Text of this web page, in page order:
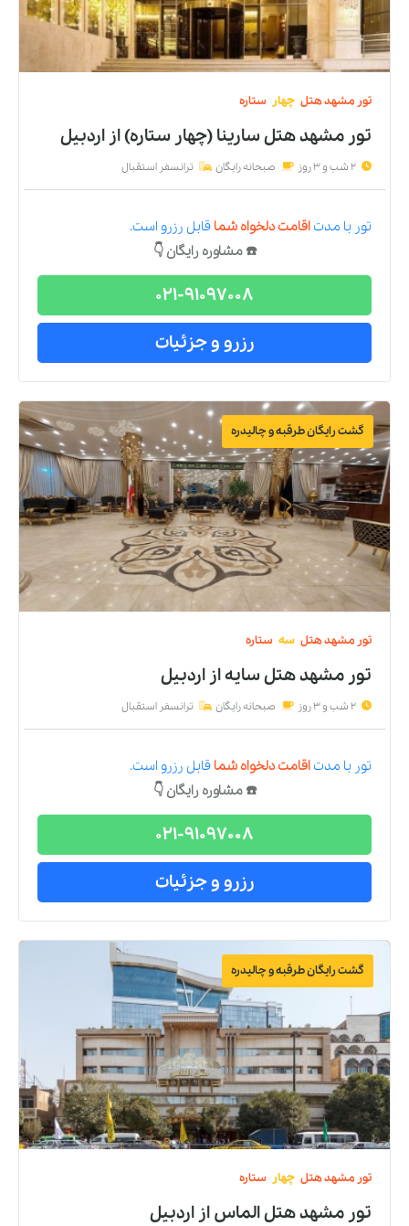
تور مشهدهتل چهار ستاره
تور مشهد هتل سارینا (چهار ستاره)از اردبیل
2 شب و 3 روز صبحانه رایگان ترانسفر استقبال
تور با مدتاقامت دلخواه شما قابل رزرو است.
☎️ مشاوره رایگان 👇
021-91097008
رزرو و جزئیات
گشت رایگان طرقبه و چالیدره
تور مشهدهتل سه ستاره
تور مشهد هتل سایهاز اردبیل
2 شب و 3 روز صبحانه رایگان ترانسفر استقبال
تور با مدتاقامت دلخواه شما قابل رزرو است.
☎️ مشاوره رایگان 👇
021-91097008
رزرو و جزئیات
گشت رایگان طرقبه و چالیدره
تور مشهدهتل چهار ستاره
تور مشهد هتل الماساز اردبیل